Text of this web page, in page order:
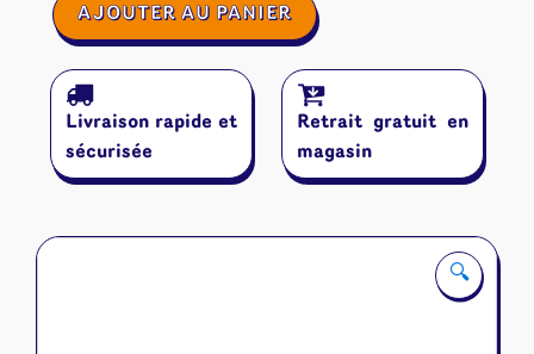
🔍
quantité
de
AJOUTER AU PANIER
Livraison rapide et
sécurisée
Retrait gratuit en
magasin